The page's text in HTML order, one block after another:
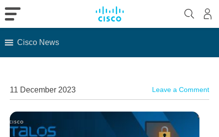
Cisco News
11 December 2023 Leave a Comment